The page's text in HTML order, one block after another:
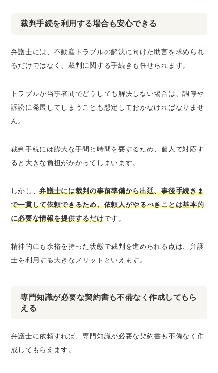
裁判手続を利用する場合も安心できる
弁護士には、不動産トラブルの解決に向けた助言を求められ
るだけではなく、裁判に関する手続きも任せられます。
トラブルが当事者間でどうしても解決しない場合は、調停や
訴訟に発展してしまうことも想定しておかなければなりませ
ん。
裁判手続には膨大な手間と時間を要するため、個人で対応す
ると大きな負担がかかってしまいます。
しかし、弁護士には裁判の事前準備から出廷、事後手続きま
で一貫して依頼できるため、依頼人がやるべきことは基本的
に必要な情報を提供するだけです。
精神的にも余裕を持った状態で裁判を進められる点は、弁護
士を利用する大きなメリットといえます。
専門知識が必要な契約書も不備なく作成してもら
える
弁護士に依頼すれば、専門知識が必要な契約書も不備なく作
成してもらえます。